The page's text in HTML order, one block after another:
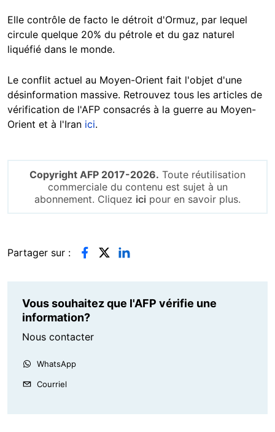
Elle contrôle de facto le détroit d'Ormuz, par lequel
circule quelque 20% du pétrole et du gaz naturel
liquéfié dans le monde.
Le conflit actuel au Moyen-Orient fait l'objet d'une
désinformation massive. Retrouvez tous les articles de
vérification de l'AFP consacrés à la guerre au Moyen-
Orient et à l'Iran ici.
Copyright AFP 2017-2026. Toute réutilisation
commerciale du contenu est sujet à un
abonnement. Cliquez ici pour en savoir plus.
Partager sur :
Vous souhaitez que l'AFP vérifie une
information?
Nous contacter
WhatsApp
Courriel